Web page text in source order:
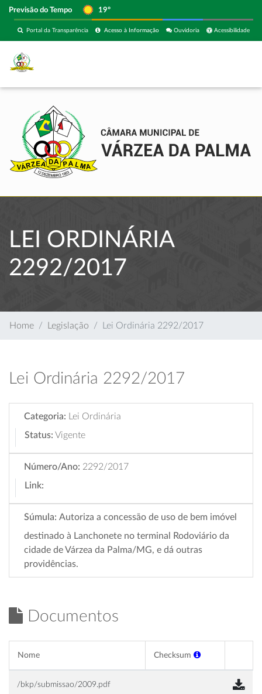
Previsão do Tempo 19º
Acessibilidade
Ouvidoria
Acesso à Informação
Portal da Transparência
LEI ORDINÁRIA
2292/2017
Home Legislação Lei Ordinária 2292/2017
Lei Ordinária 2292/2017
Categoria:
Lei Ordinária
Status: Vigente
Número/Ano: 2292/2017
Link:
Súmula: Autoriza a concessão de uso de bem imóvel
destinado à Lanchonete no terminal Rodoviário da
cidade de Várzea da Palma/MG, e dá outras
providências.
Documentos
Nome Checksum
/bkp/submissao/2009.pdf